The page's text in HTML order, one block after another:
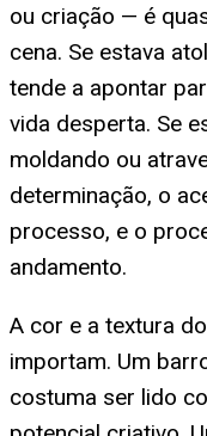
ou criação — é
cena. Se estava
tende a apontar
vida desperta. Se
moldando ou
determinação, o
processo, e o
andamento.
A cor e a textura
importam. Um
costuma ser lido